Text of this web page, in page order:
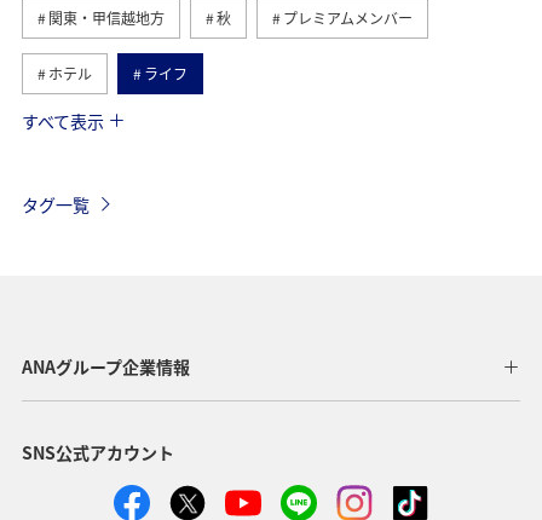
関東・甲信越地方 秋 プレミアムメンバー
ホテル ライフ
日常
すべて表示
タグ一覧
ANAグループ企業情報
SNS公式アカウント